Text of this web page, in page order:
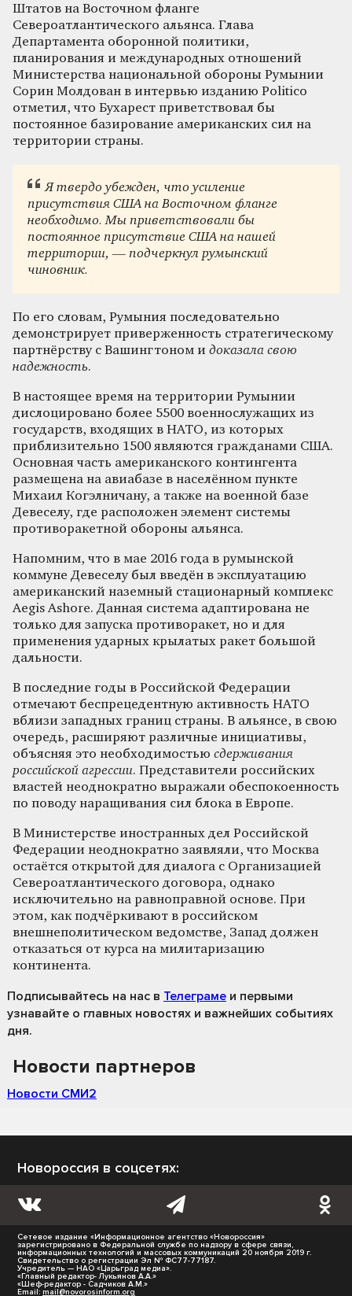
Штатов на Восточном фланге
Североатлантического альянса. Глава
Департамента оборонной политики,
планирования и международных отношений
Министерства национальной обороны Румынии
Сорин Молдован в интервью изданию Politico
отметил, что Бухарест приветствовал бы
постоянное базирование американских сил на
территории страны.
Я твердо убежден, что усиление
присутствия США на Восточном фланге
необходимо. Мы приветствовали бы
постоянное присутствие США на нашей
территории, — подчеркнул румынский
чиновник.
По его словам, Румыния последовательно
демонстрирует приверженность стратегическому
партнёрству с Вашингтоном и доказала свою
надежность.
В настоящее время на территории Румынии
дислоцировано более 5500 военнослужащих из
государств, входящих в НАТО, из которых
приблизительно 1500 являются гражданами США.
Основная часть американского контингента
размещена на авиабазе в населённом пункте
Михаил Когэлничану, а также на военной базе
Девеселу, где расположен элемент системы
противоракетной обороны альянса.
Напомним, что в мае 2016 года в румынской
коммуне Девеселу был введён в эксплуатацию
американский наземный стационарный комплекс
Aegis Ashore. Данная система адаптирована не
только для запуска противоракет, но и для
применения ударных крылатых ракет большой
дальности.
В последние годы в Российской Федерации
отмечают беспрецедентную активность НАТО
вблизи западных границ страны. В альянсе, в свою
очередь, расширяют различные инициативы,
объясняя это необходимостью сдерживания
российской агрессии. Представители российских
властей неоднократно выражали обеспокоенность
по поводу наращивания сил блока в Европе.
В Министерстве иностранных дел Российской
Федерации неоднократно заявляли, что Москва
остаётся открытой для диалога с Организацией
Североатлантического договора, однако
исключительно на равноправной основе. При
этом, как подчёркивают в российском
внешнеполитическом ведомстве, Запад должен
отказаться от курса на милитаризацию
континента.
Подписывайтесь на нас в Телеграме и первыми
узнавайте о главных новостях и важнейших событиях
дня.
Новости партнеров
Новости СМИ2
Новороссия в соцсетях:
Сетевое издание «Информационное агентство «Новороссия»
зарегистрировано в Федеральной службе по надзору в сфере связи,
информационных технологий и массовых коммуникаций 20 ноября 2019 г.
Свидетельство о регистрации Эл № ФС77-77187.
Учредитель — НАО «Царьград медиа».
«Главный редактор- Лукьянов А.А.»
«Шеф-редактор - Садчиков А.М.»
Email: mail@novorosinform.org